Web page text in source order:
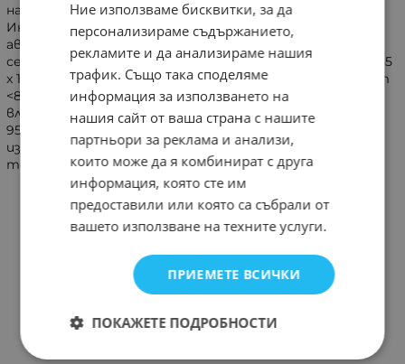
на измерване Замразяване на последното четене
Индикатор за изтощена батерия Поляризация:
автоматична Честота на дискретизация: 2 пъти в
секунда Максимален прочит: 1999 Размер на дисплея: 45
x 12 mm Работна температура: 0 ° C ~ 40 ° с влажност
<80% Температура на съхранение: -10 ° ~ 50 ° C с
влажност <85% Захранване: 9V батерия Размери: 230 x
95 x 35 мм Тегло: 227 гр Комплектът включва:
измервателен уред, тестови проводници,
термодвойка тип K
Ние използваме бисквитки, за да
персонализираме съдържанието,
рекламите и да анализираме нашия
трафик. Също така споделяме
информация за използването на
нашия сайт от ваша страна с нашите
партньори за реклама и анализи,
които може да я комбинират с друга
информация, която сте им
предоставили или която са събрали от
вашето използване на техните услуги.
ПРИЕМЕТЕ ВСИЧКИ
ПОКАЖЕТЕ ПОДРОБНОСТИ